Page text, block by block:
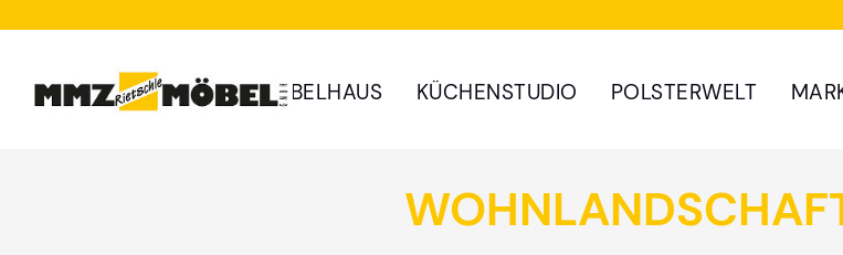
MÖBELHAUS KÜCHENSTUDIO POLSTERWELT